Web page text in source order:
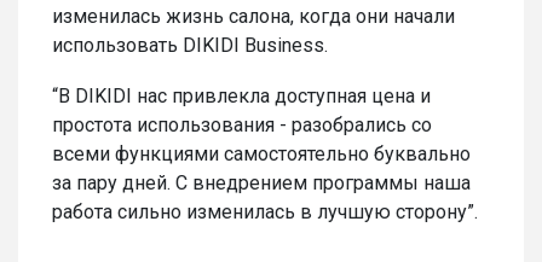
изменилась жизнь салона, когда они начали
использовать DIKIDI Business.
“В DIKIDI нас привлекла доступная цена и
простота использования - разобрались со
всеми функциями самостоятельно буквально
за пару дней. С внедрением программы наша
работа сильно изменилась в лучшую сторону”.